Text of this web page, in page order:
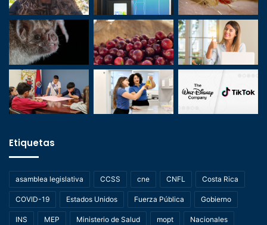
Etiquetas
asamblea legislativa CCSS cne CNFL Costa Rica
COVID-19 Estados Unidos Fuerza Pública Gobierno
INS MEP Ministerio de Salud mopt Nacionales